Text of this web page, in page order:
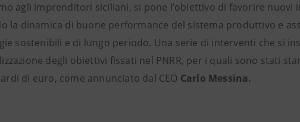
agli imprenditori siciliani, si pone l’obiettivo di favorire nuovi
la dinamica di buone performance del sistema produttivo e
sostenibili e di lungo periodo. Una serie di interventi che si
degli obiettivi fissati nel PNRR, per i quali sono stati
di euro, come annunciato dal CEO Carlo Messina.